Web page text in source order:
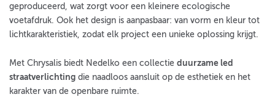
geproduceerd, wat zorgt voor een kleinere ecologische
voetafdruk. Ook het design is aanpasbaar: van vorm en kleur tot
lichtkarakteristiek, zodat elk project een unieke oplossing krijgt.
Met Chrysalis biedt Nedelko een collectie duurzame led
straatverlichting die naadloos aansluit op de esthetiek en het
karakter van de openbare ruimte.